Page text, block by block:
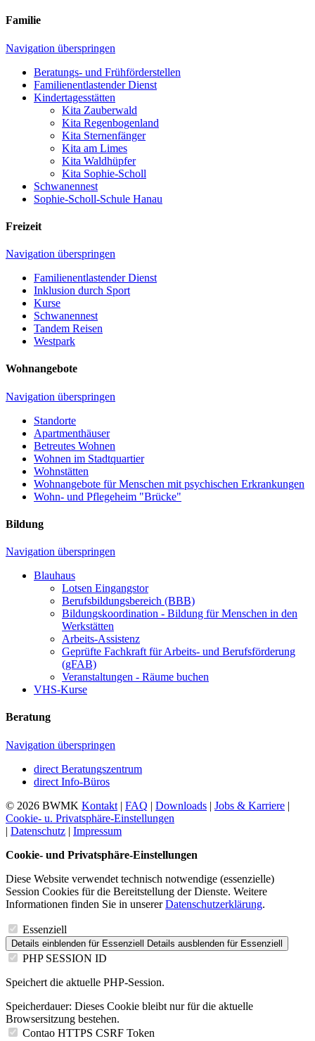
Familie
Navigation überspringen
Beratungs- und Frühförder­stellen
Familien­entlastender Dienst
Kinder­tages­stätten
Kita Zauberwald
Kita Regenbogenland
Kita Sternenfänger
Kita am Limes
Kita Waldhüpfer
Kita Sophie-Scholl
Schwanennest
Sophie-Scholl-Schule Hanau
Freizeit
Navigation überspringen
Familien­entlastender Dienst
Inklusion durch Sport
Kurse
Schwanennest
Tandem Reisen
Westpark
Wohnangebote
Navigation überspringen
Standorte
Apartmenthäuser
Betreutes Wohnen
Wohnen im Stadtquartier
Wohnstätten
Wohnangebote für Menschen mit psychischen Erkrankungen
Wohn- und Pflegeheim "Brücke"
Bildung
Navigation überspringen
Blauhaus
Lotsen Eingangstor
Berufsbildungsbereich (BBB)
Bildungskoordination - Bildung für Menschen in den
Werkstätten
Arbeits-Assistenz
Geprüfte Fachkraft für Arbeits- und Berufsförderung
(gFAB)
Veranstaltungen - Räume buchen
VHS-Kurse
Beratung
Navigation überspringen
direct Beratungs­zentrum
direct Info-Büros
© 2026 BWMK Kontakt | FAQ | Downloads | Jobs & Karriere |
Cookie- u. Privatsphäre-Einstellungen
| Datenschutz | Impressum
Cookie- und Privatsphäre-Einstellungen
Diese Website verwendet technisch notwendige (essenzielle)
Session Cookies für die Bereitstellung der Dienste. Weitere
Informationen finden Sie in unsererDatenschutzerklärung.
Essenziell
Details einblenden für Essenziell Details ausblenden für Essenziell
PHP SESSION ID
Speichert die aktuelle PHP-Session.
Speicherdauer: Dieses Cookie bleibt nur für die aktuelle
Browsersitzung bestehen.
Contao HTTPS CSRF Token